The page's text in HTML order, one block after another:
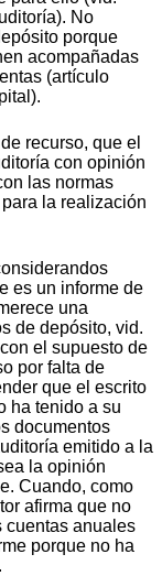
No
porque
acompañadas
(artículo
recurso, que el
con opinión
las normas
la realización
es un informe de
una
de depósito, vid.
el supuesto de
por falta de
que el escrito
ha tenido a su
documentos
emitido a la
la opinión
Cuando, como
afirma que no
cuentas anuales
porque no ha